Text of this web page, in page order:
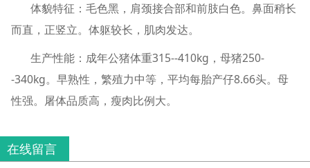
体貌特征：毛色黑，肩颈接合部和前肢白色。鼻面稍长
而直，正竖立。体躯较长，肌肉发达。
生产性能：成年公猪体重315--410kg，母猪250-
-340kg。早熟性，繁殖力中等，平均每胎产仔8.66头。母
性强。屠体品质高，瘦肉比例大。
在线留言